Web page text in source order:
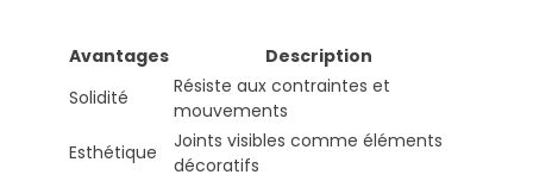
Avantages
Description
Solidité
Résiste aux contraintes et
mouvements
Esthétique
Joints visibles comme éléments
décoratifs